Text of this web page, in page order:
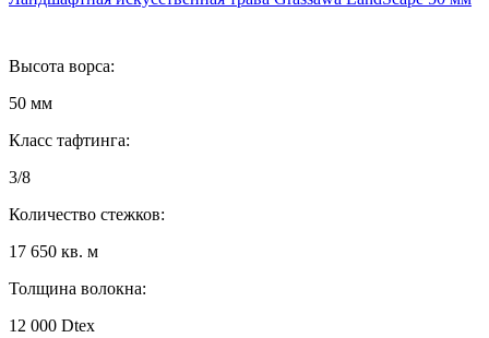
Высота ворса:
50 мм
Класс тафтинга:
3/8
Количество стежков:
17 650 кв. м
Толщина волокна:
12 000 Dtex